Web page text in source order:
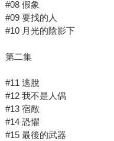
#08 假象
#09 要找的人
#10 月光的陰影下
第二集
#11 逃脫
#12 我不是人偶
#13 宿敵
#14 恐懼
#15 最後的武器